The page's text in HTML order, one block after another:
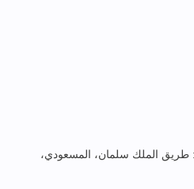
طريق الملك سلمان، المسعودي،